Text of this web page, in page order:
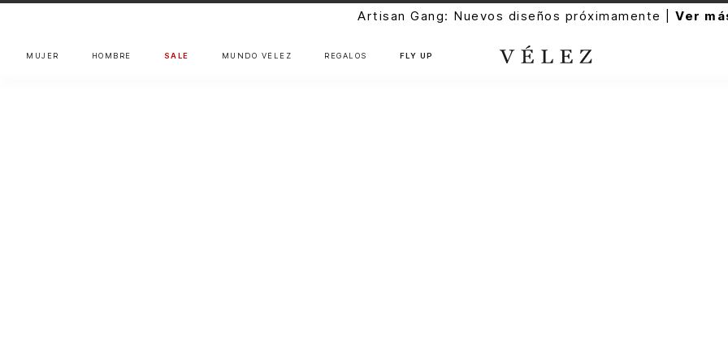
Artisan Gang: Nuevos diseños próximamente |Ver
MUJER HOMBRE SALE MUNDO VÉLEZ REGALOS FLY UP